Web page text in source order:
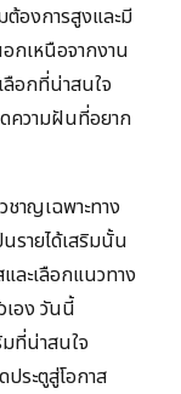
ต้องการสูงและมี
กเหนือจากงาน
ลือกที่น่าสนใจ
ความฝันที่อยาก
าญเฉพาะทาง
รายได้เสริมนั้น
และเลือกแนวทาง
เอง วันนี้
มที่น่าสนใจ
ระตูสู่โอกาส